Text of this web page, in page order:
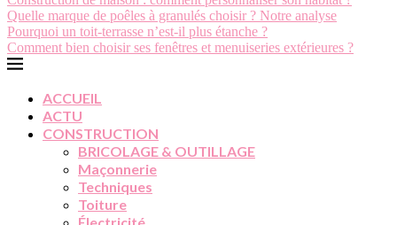
Quelle marque de poêles à granulés choisir ? Notre analyse
Pourquoi un toit-terrasse n’est-il plus étanche ?
Comment bien choisir ses fenêtres et menuiseries extérieures ?
ACCUEIL
ACTU
CONSTRUCTION
BRICOLAGE & OUTILLAGE
Maçonnerie
Techniques
Toiture